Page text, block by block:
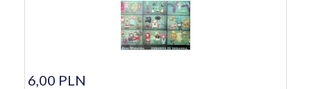
6,00 PLN